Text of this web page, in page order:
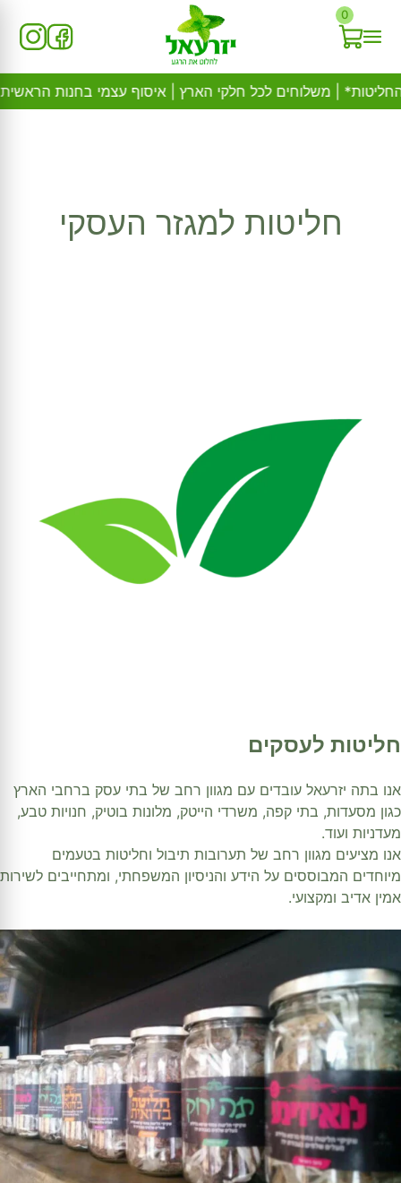
content
0
חליטות למגזר העסקי
חליטות לעסקים
אנו בתה יזרעאל עובדים עם מגוון רחב של בתי עסק ברחבי הארץ
כגון מסעדות, בתי קפה, משרדי הייטק, מלונות בוטיק, חנויות טבע,
מעדניות ועוד.
אנו מציעים מגוון רחב של תערובות תיבול וחליטות בטעמים
מיוחדים המבוססים על הידע והניסיון המשפחתי, ומתחייבים לשירות
אמין אדיב ומקצועי.